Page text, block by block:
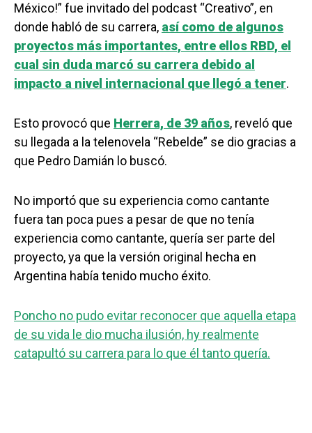
México!” fue invitado del podcast “Creativo”, en
donde habló de su carrera, así como de algunos
proyectos más importantes, entre ellos RBD, el
cual sin duda marcó su carrera debido al
impacto a nivel internacional que llegó a tener.
Esto provocó que Herrera, de 39 años, reveló que
su llegada a la telenovela “Rebelde” se dio gracias a
que Pedro Damián lo buscó.
No importó que su experiencia como cantante
fuera tan poca pues a pesar de que no tenía
experiencia como cantante, quería ser parte del
proyecto, ya que la versión original hecha en
Argentina había tenido mucho éxito.
Poncho no pudo evitar reconocer que aquella etapa
de su vida le dio mucha ilusión, hy realmente
catapultó su carrera para lo que él tanto quería.